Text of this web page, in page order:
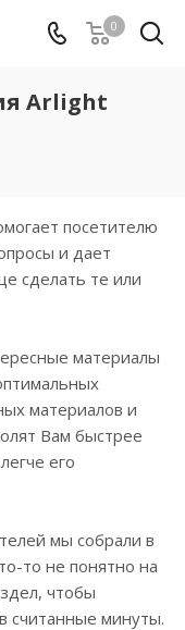
0
Arlight
посетителю
и дает
сделать те или
материалы
материалов и
Вам быстрее
его
мы собрали в
то не понятно на
чтобы
считанные минуты.